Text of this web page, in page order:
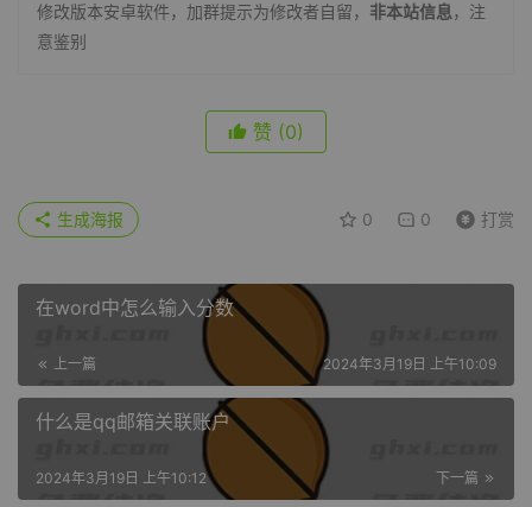
修改版本安卓软件，加群提示为修改者自留， 非本站信息，注
意鉴别
赞 (0)
0 0 打赏
生成海报
在word中怎么输入分数
上一篇 2024年3月19日 上午10:09
什么是qq邮箱关联账户
下一篇
2024年3月19日 上午10:12